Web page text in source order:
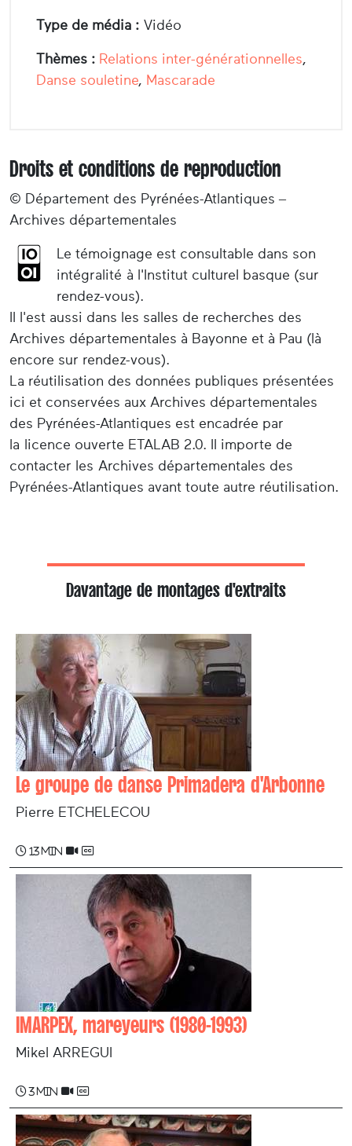
Type de média : Vidéo
Thèmes : Relations inter-générationnelles,
Danse souletine, Mascarade
Droits et conditions de reproduction
© Département des Pyrénées-Atlantiques –
Archives départementales
Le témoignage est consultable dans son
intégralité à l'Institut culturel basque (sur
rendez-vous).
Il l'est aussi dans les salles de recherches des
Archives départementales à Bayonne et à Pau (là
encore sur rendez-vous).
La réutilisation des données publiques présentées
ici et conservées aux Archives départementales
des Pyrénées-Atlantiques est encadrée par
la licence ouverte ETALAB 2.0. Il importe de
contacter les Archives départementales des
Pyrénées-Atlantiques avant toute autre réutilisation.
Davantage de montages d'extraits
Le groupe de danse Primadera d'Arbonne
Pierre ETCHELECOU
13 min
IMARPEX, mareyeurs (1980-1993)
Mikel ARREGUI
3 min